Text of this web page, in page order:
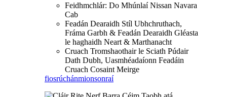
Feidhmchlár: Do Mhúnlaí Nissan Navara
Cab
Feadán Dearaidh Stíl Ubhchruthach,
Fráma Garbh & Feadán Dearaidh Gléasta
le haghaidh Neart & Marthanacht
Cruach Tromshaothair le Sciath Púdair
Dath Dubh, Uasmhéadaíonn Feadáin
Cruach Cosaint Meirge
fiosrúchánmionsonraí